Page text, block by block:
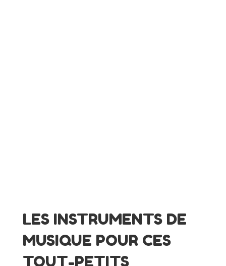
LES INSTRUMENTS DE
MUSIQUE POUR CES
TOUT-PETITS